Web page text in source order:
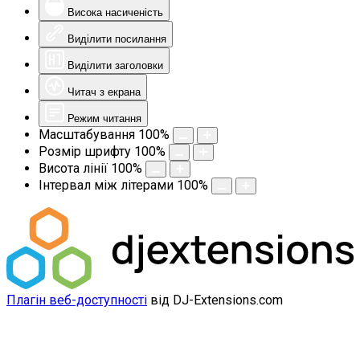
Висока насиченість
Виділити посилання
Виділити заголовки
Читач з екрана
Режим читання
Масштабування 100%
Розмір шрифту 100%
Висота лінії 100%
Інтервал між літерами 100%
Плагін веб-доступності від DJ-Extensions.com